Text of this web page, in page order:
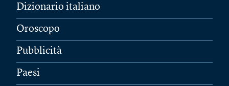
Dizionario italiano
Oroscopo
Pubblicità
Paesi